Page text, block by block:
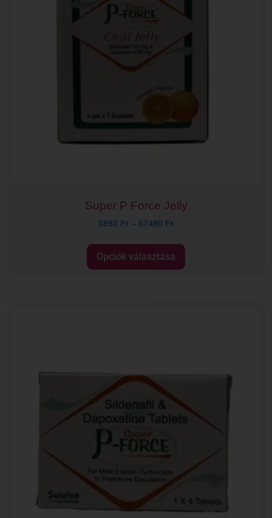
Super P Force Jelly
5990 Ft – 67490 Ft
Opciók választása